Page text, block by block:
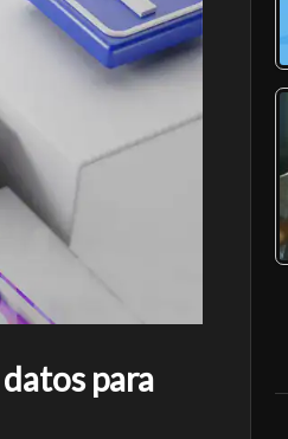
para